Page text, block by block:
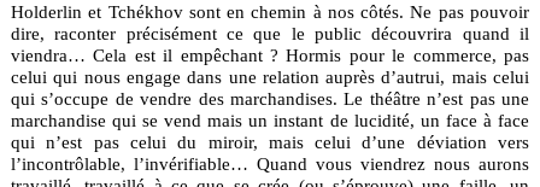
Holderlin et Tchékhov sont en chemin à nos côtés. Ne pas pouvoir
dire, raconter précisément ce que le public découvrira quand il
viendra… Cela est il empêchant ? Hormis pour le commerce, pas
celui qui nous engage dans une relation auprès d’autrui, mais celui
qui s’occupe de vendre des marchandises. Le théâtre n’est pas une
marchandise qui se vend mais un instant de lucidité, un face à face
qui n’est pas celui du miroir, mais celui d’une déviation vers
l’incontrôlable, l’invérifiable… Quand vous viendrez nous aurons